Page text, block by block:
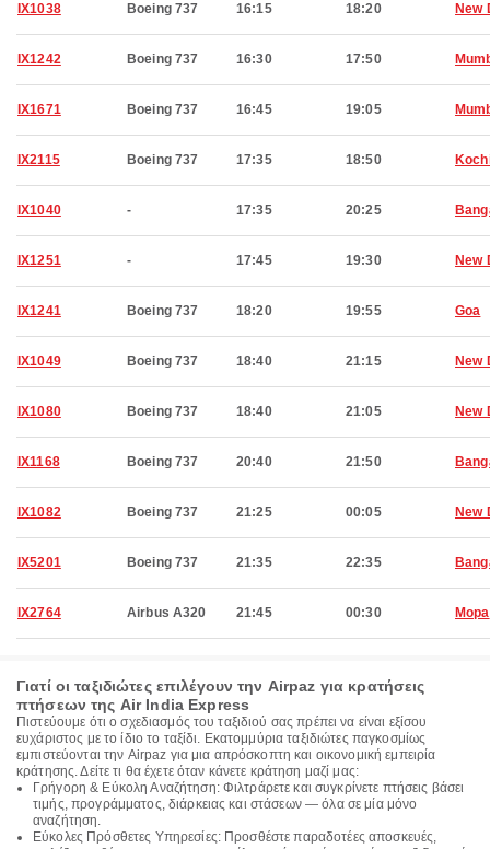
IX1038 Boeing 737 16:15 18:20 New
IX1242 Boeing 737 16:30 17:50
IX1671 Boeing 737 16:45 19:05
IX2115 Boeing 737 17:35 18:50
IX1040 - 17:35 20:25
IX1251 - 17:45 19:30 New
IX1241 Boeing 737 18:20 19:55 Goa
IX1049 Boeing 737 18:40 21:15 New
IX1080 Boeing 737 18:40 21:05 New
IX1168 Boeing 737 20:40 21:50
IX1082 Boeing 737 21:25 00:05 New
IX5201 Boeing 737 21:35 22:35
IX2764 Airbus A320 21:45 00:30 Mopa
Γιατί οι ταξιδιώτες επιλέγουν την Airpaz για κρατήσεις
πτήσεων της Air India Express
Πιστεύουμε ότι ο σχεδιασμός του ταξιδιού σας πρέπει να είναι εξίσου
ευχάριστος με το ίδιο το ταξίδι. Εκατομμύρια ταξιδιώτες παγκοσμίως
εμπιστεύονται την Airpaz για μια απρόσκοπτη και οικονομική εμπειρία
κράτησης. Δείτε τι θα έχετε όταν κάνετε κράτηση μαζί μας:
Γρήγορη & Εύκολη Αναζήτηση: Φιλτράρετε και συγκρίνετε πτήσεις βάσει
τιμής, προγράμματος, διάρκειας και στάσεων — όλα σε μία μόνο
αναζήτηση.
Εύκολες Πρόσθετες Υπηρεσίες: Προσθέστε παραδοτέες αποσκευές,